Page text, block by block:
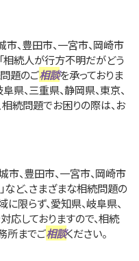
、豊田市、一宮市、岡崎市
相続人が行方不明だがどう
題のご相談を承っておりま
県、三重県、静岡県、東京、
続問題でお困りの際は、お
、豊田市、一宮市、岡崎市
ど、さまざまな相続問題の
に限らず、愛知県、岐阜県、
応しておりますので、相続
所までご相談ください。